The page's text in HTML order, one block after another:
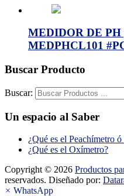
MEDIDOR DE
MEDPHCL101
Buscar Producto
Buscar:
Un espacio al Saber
¿Qué es el Peachímetro
¿Qué es el Oxímetro?
Copyright © 2026 Productos
reservados. Diseñado por:
× WhatsApp